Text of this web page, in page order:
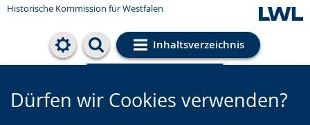
Historische Kommission für Westfalen
Inhaltsverzeichnis
Cookie-Einstellungen
Dürfen wir Cookies verwenden?